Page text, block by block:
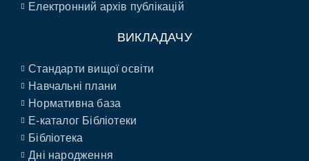
Електронний архів публікацій
ВИКЛАДАЧУ
Стандарти вищої освіти
Навчальні плани
Нормативна база
E-каталог Бібліотеки
Бібліотека
Дні народження